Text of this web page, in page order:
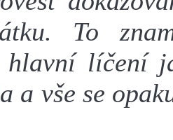
To
hlavní líčení
a vše se